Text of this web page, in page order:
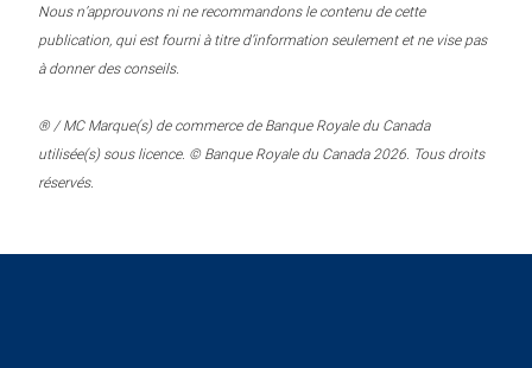
Nous n’approuvons ni ne recommandons le contenu de cette
publication, qui est fourni à titre d’information seulement et ne vise pas
à donner des conseils.
® / MC Marque(s) de commerce de Banque Royale du Canada
utilisée(s) sous licence. © Banque Royale du Canada 2026. Tous droits
réservés.